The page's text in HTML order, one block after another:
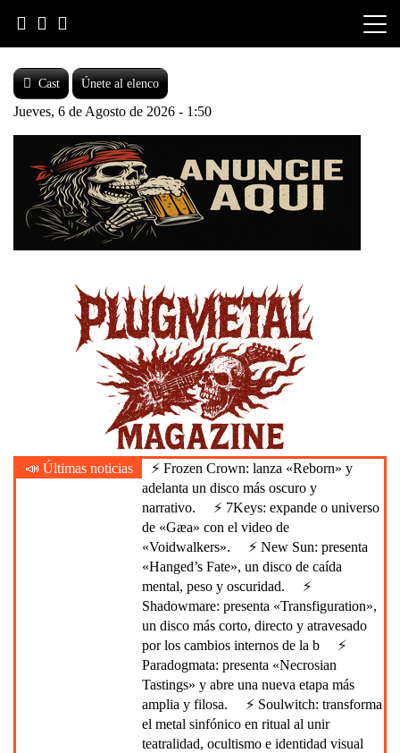
content
Cast Únete al elenco
Jueves, 6 de Agosto de 2026 - 1:50
Plugmetal Magazine
Heavy Metal is Life
📣 Últimas noticias
⚡ Frozen Crown: lanza «Reborn» y
adelanta un disco más oscuro y
narrativo.
⚡ 7Keys: expande o universo
de «Gæa» con el video de
«Voidwalkers».
⚡ New Sun: presenta
«Hanged’s Fate», un disco de caída
mental, peso y oscuridad.
⚡
Shadowmare: presenta «Transfiguration»,
un disco más corto, directo y atravesado
por los cambios internos de la b
⚡
Paradogmata: presenta «Necrosian
Tastings» y abre una nueva etapa más
amplia y filosa.
⚡ Soulwitch: transforma
el metal sinfónico en ritual al unir
teatralidad, ocultismo e identidad visual